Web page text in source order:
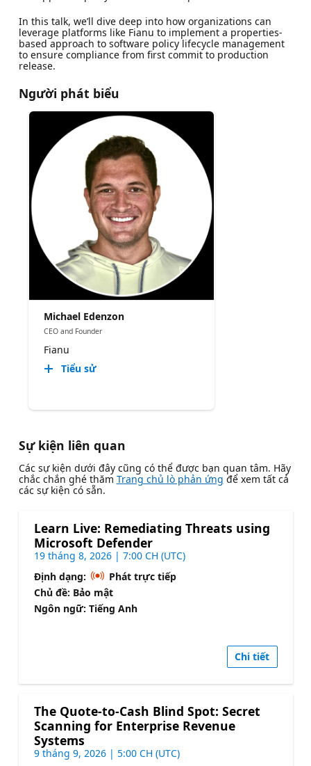
In this talk, we’ll dive deep into how organizations can
leverage platforms like Fianu to implement a properties-
based approach to software policy lifecycle management
to ensure compliance from first commit to production
release.
Người phát biểu
Michael Edenzon
CEO and Founder
Fianu
Tiểu sử
Sự kiện liên quan
Các sự kiện dưới đây cũng có thể được bạn quan tâm. Hãy
chắc chắn ghé thăm Trang chủ lò phản ứng để xem tất cả
các sự kiện có sẵn.
Learn Live: Remediating Threats using
Microsoft Defender
19 tháng 8, 2026 | 7:00 CH (UTC)
Định dạng:
Phát trực tiếp
Chủ đề: Bảo mật
Ngôn ngữ: Tiếng Anh
Chi tiết
The Quote-to-Cash Blind Spot: Secret
Scanning for Enterprise Revenue
Systems
9 tháng 9, 2026 | 5:00 CH (UTC)